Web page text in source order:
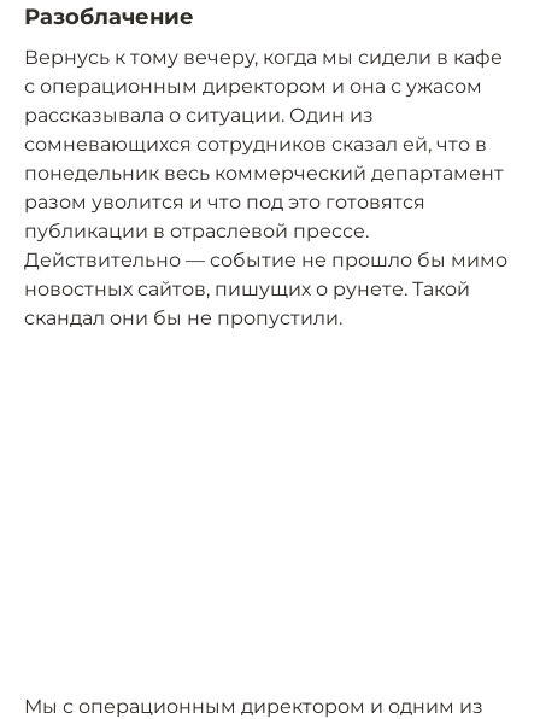
Разоблачение
Вернусь к тому вечеру, когда мы сидели в кафе
с операционным директором и она с ужасом
рассказывала о ситуации. Один из
сомневающихся сотрудников сказал ей, что в
понедельник весь коммерческий департамент
разом уволится и что под это готовятся
публикации в отраслевой прессе.
Действительно — событие не прошло бы мимо
новостных сайтов, пишущих о рунете. Такой
скандал они бы не пропустили.
Мы с операционным директором и одним из